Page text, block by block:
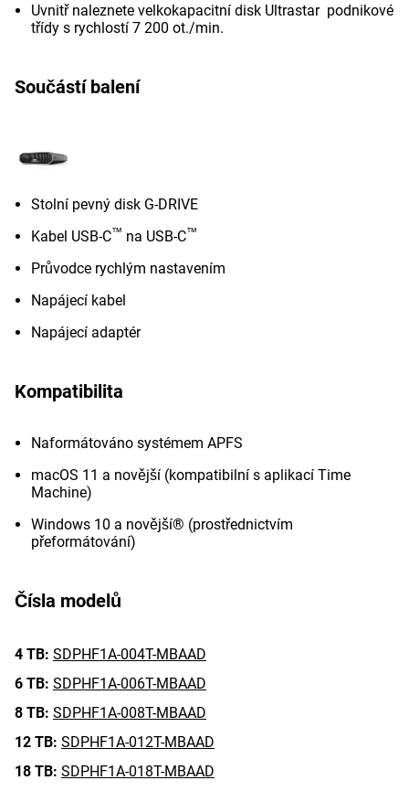
Uvnitř naleznete velkokapacitní disk Ultrastar podnikové
třídy s rychlostí 7 200 ot./min.
Součástí balení
Stolní pevný disk G-DRIVE
Kabel USB-C™ na USB-C™
Průvodce rychlým nastavením
Napájecí kabel
Napájecí adaptér
Kompatibilita
Naformátováno systémem APFS
macOS 11 a novější (kompatibilní s aplikací Time
Machine)
Windows 10 a novější® (prostřednictvím
přeformátování)
Čísla modelů
4 TB: SDPHF1A-004T-MBAAD
6 TB: SDPHF1A-006T-MBAAD
8 TB: SDPHF1A-008T-MBAAD
12 TB: SDPHF1A-012T-MBAAD
18 TB: SDPHF1A-018T-MBAAD